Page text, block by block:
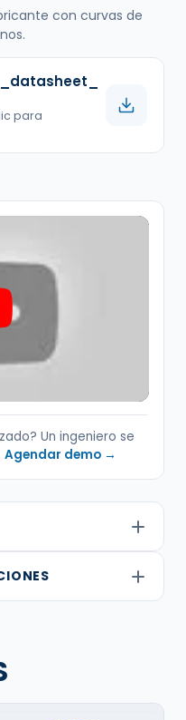
con curvas de
para
Un ingeniero se
Agendar demo →